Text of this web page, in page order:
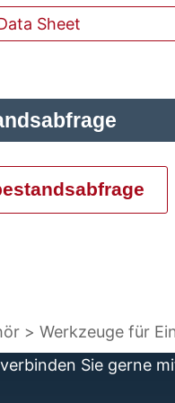
Sheet
Werkzeuge für
Sie gerne